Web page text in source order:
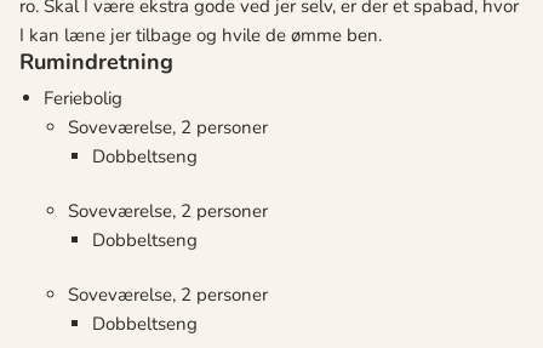
ro. Skal I være ekstra gode ved jer selv, er der et spabad, hvor
I kan læne jer tilbage og hvile de ømme ben.
Rumindretning
Feriebolig
Soveværelse, 2 personer
Dobbeltseng
Soveværelse, 2 personer
Dobbeltseng
Soveværelse, 2 personer
Dobbeltseng